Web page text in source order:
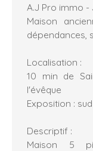
A.J Pro immo
Maison
dépendances,
Localisation :
10 min de
l'évêque
Exposition : sud
Descriptif :
Maison 5